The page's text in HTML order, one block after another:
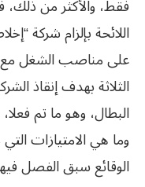
فقط، والأكثر من
اللائحة بإلزام شركة
على مناصب الشغل مع
الثلاثة بهدف إنقاذ
البطال، وهو ما تم
وما هي الامتيازات
الوقائع سبق الفصل